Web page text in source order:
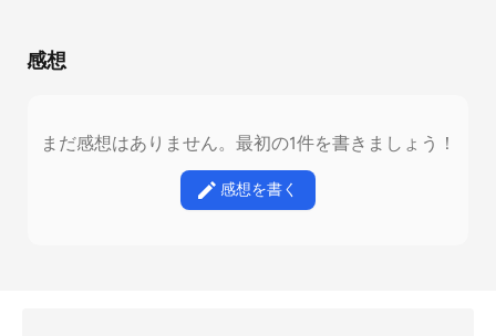
感想
まだ感想はありません。最初の1件を書きましょう！
感想を書く